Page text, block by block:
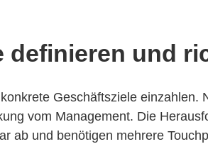
definieren und
Geschäftsziele einzahlen.
vom Management. Die
ab und benötigen mehrere